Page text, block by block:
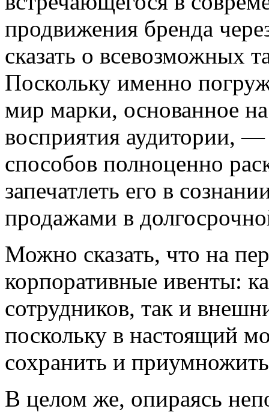
продвижения бренда
сказать о всевозможных
Поскольку именно
мир марки, основанное
восприятия аудитории,
способов полноценно
запечатлеть его в
продажами в
Можно сказать, что на
корпоративные ивенты:
сотрудников, так и
поскольку в настоящий
сохранить и
В целом же, опираясь